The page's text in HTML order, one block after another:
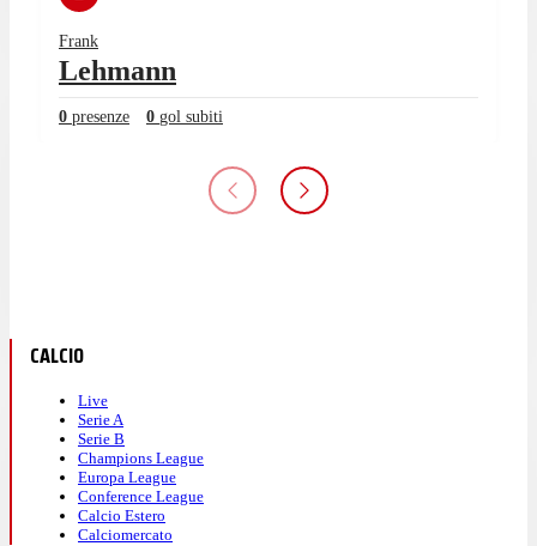
Frank
Lehmann
0 presenze 0 gol subiti
CALCIO
Live
Serie A
Serie B
Champions League
Europa League
Conference League
Calcio Estero
Calciomercato